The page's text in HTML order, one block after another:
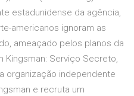
estadunidense da agência,
americanos ignoram as
ameaçado pelos planos da
Kingsman: Serviço Secreto,
organização independente
e recruta um